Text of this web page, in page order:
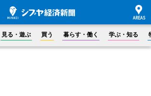
見る・遊ぶ 買う 暮らす・働く 学ぶ・知る